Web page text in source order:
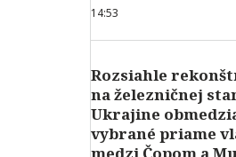
14:53
Rozsiahle
na železničnej
Ukrajine
vybrané priame